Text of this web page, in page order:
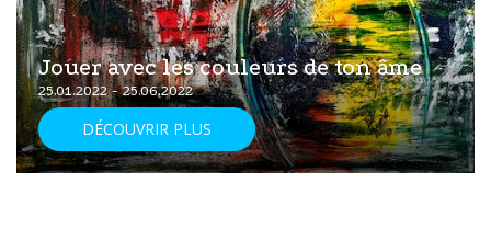
Jouer avec les couleurs de ton âme
25.01.2022 - 25.06.2022
DÉCOUVRIR PLUS